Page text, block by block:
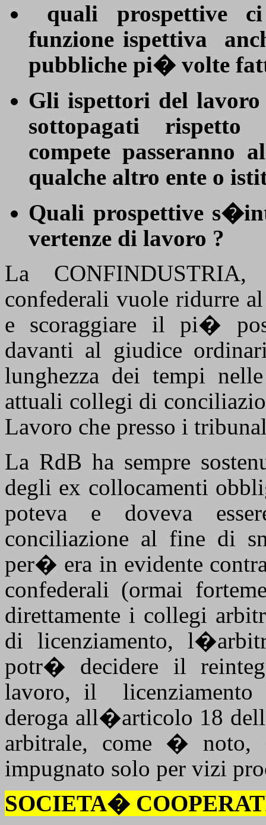
quali prospettive
funzione ispettiva
pubbliche pi� volte
Gli ispettori del lavoro
sottopagati
compete
qualche altro ente o
Quali prospettive
vertenze di lavoro ?
La
confederali vuole ridurre
e scoraggiare il pi�
davanti al giudice
lunghezza dei tempi
attuali collegi di
Lavoro che presso i
La RdB ha sempre
degli ex collocamenti
poteva e doveva
conciliazione al fine di
per� era in evidente
confederali (ormai
direttamente i collegi
di licenziamento,
potr� decidere il
lavoro, il
deroga all�articolo 18
arbitrale, come �
impugnato solo per vizi
SOCIETA�